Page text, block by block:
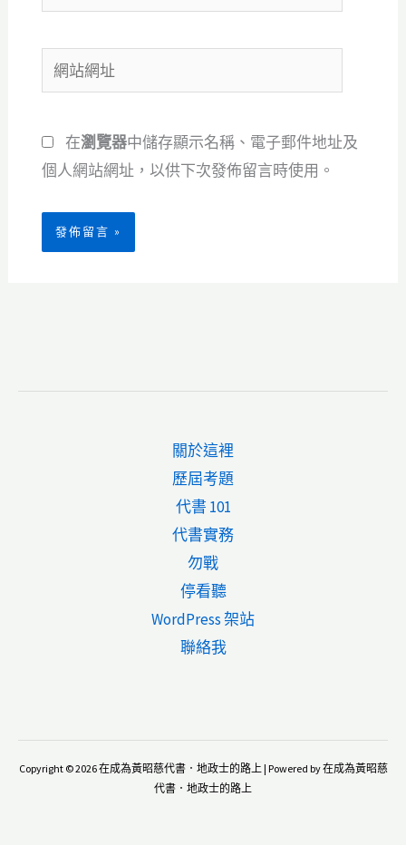
子
件
地
*
網
站
址
在瀏覽器中儲存顯示名稱、電子郵件地址及
個人網站網址，以供下次發佈留言時使用。
關於這裡
歷屆考題
代書 101
代書實務
勿戰
停看聽
WordPress 架站
聯絡我
Copyright © 2026 在成為黃昭慈代書．地政士的路上 | Powered by 在成為黃昭慈
代書．地政士的路上